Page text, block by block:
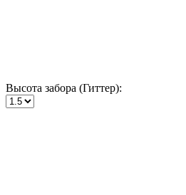
Высота забора (Гиттер):